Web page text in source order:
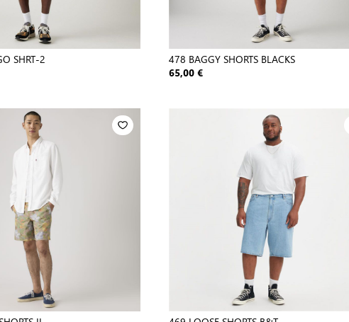
SHRT-2 478 BAGGY SHORTS BLACKS
65,00 €